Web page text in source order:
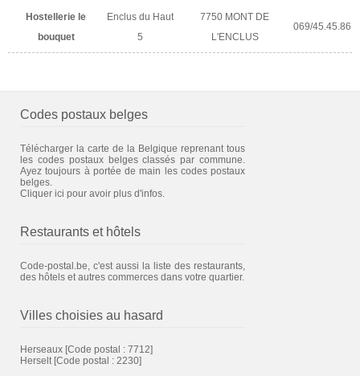
Hostellerie le
bouquet
Enclus du Haut
5
7750 MONT DE
L'ENCLUS
069/45.45.86
Codes postaux belges
Télécharger la carte de la Belgique reprenant tous
les codes postaux belges classés par commune.
Ayez toujours à portée de main les codes postaux
belges.
Cliquer ici pour avoir plus d'infos.
Restaurants et hôtels
Code-postal.be, c'est aussi la liste des restaurants,
des hôtels et autres commerces dans votre quartier.
Villes choisies au hasard
Herseaux [Code postal : 7712]
Herselt [Code postal : 2230]